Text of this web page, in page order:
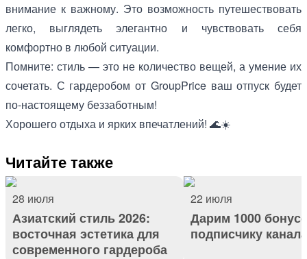
внимание к важному. Это возможность путешествовать
легко, выглядеть элегантно и чувствовать себя
комфортно в любой ситуации.
Помните: стиль — это не количество вещей, а умение их
сочетать. С гардеробом от GroupPrice ваш отпуск будет
по-настоящему беззаботным!
Хорошего отдыха и ярких впечатлений! 🌊☀️
Читайте также
28 июля
Азиатский стиль 2026:
восточная эстетика для
современного гардероба
22 июля
Дарим 1000
подписчику